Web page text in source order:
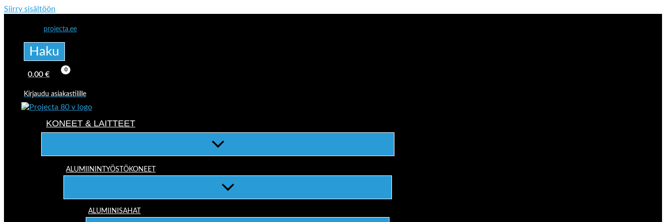
Siirry sisältöön
projecta.ee
Haku
0,00€
Kirjaudu asiakastilille
KONEET & LAITTEET
ALUMIININTYÖSTÖKONEET
ALUMIINISAHAT